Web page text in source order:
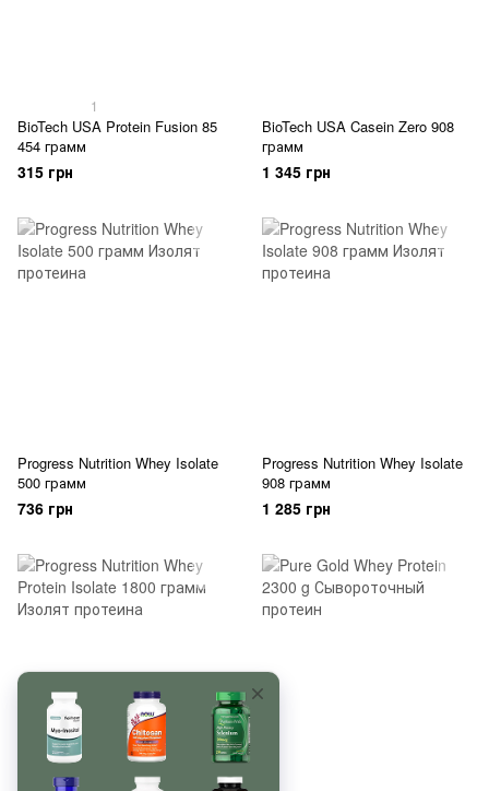
1
BioTech USA Protein Fusion 85
454 грамм
315 грн
BioTech USA Casein Zero 908
грамм
1 345 грн
Progress Nutrition Whey Isolate
500 грамм
736 грн
Progress Nutrition Whey Isolate
908 грамм
1 285 грн